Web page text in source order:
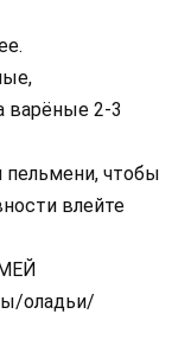
варёные 2-3
пельмени, чтобы
влейте
оладьи/